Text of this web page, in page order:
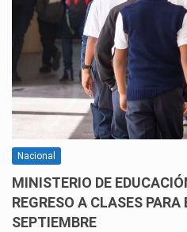
Nacional
MINISTERIO DE
REGRESO A CLASES
SEPTIEMBRE